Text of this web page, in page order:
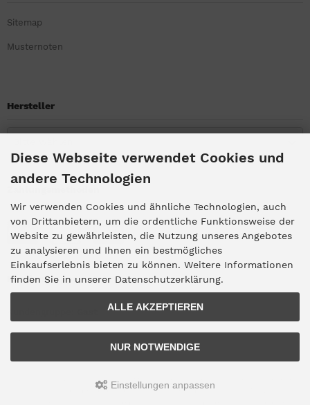
Sitemap
Musternoten
Hersteller
Kundengruppe
Alle Preise inkl. gesetzl. MwSt. zzgl.
Preise entsprechen dem bisherigen Preis bei Haus-der-Musik.
Diese Webseite verwendet Cookies und
andere Technologien
Wir verwenden Cookies und ähnliche Technologien, auch
von Drittanbietern, um die ordentliche Funktionsweise der
Website zu gewährleisten, die Nutzung unseres Angebotes
zu analysieren und Ihnen ein bestmögliches
Einkaufserlebnis bieten zu können. Weitere Informationen
finden Sie in unserer Datenschutzerklärung.
ALLE AKZEPTIEREN
NUR NOTWENDIGE
Einstellungen anpassen